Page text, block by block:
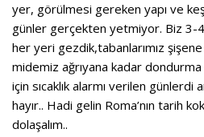
yer, görülmesi gereken yapı ve
günler gerçekten yetmiyor. Biz 3-
her yeri gezdik,tabanlarımız
midemiz ağrıyana kadar
için sıcaklık alarmı verilen günlerdi
hayır.. Hadi gelin Roma’nın tarih
dolaşalım..